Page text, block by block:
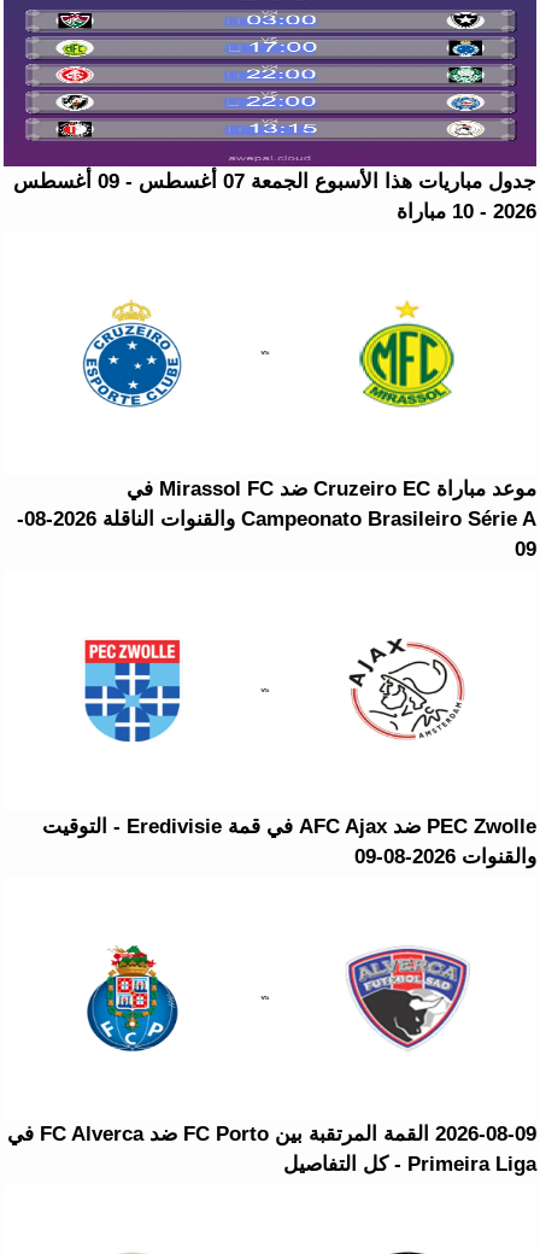
جدول مباريات هذا الأسبوع الجمعة 07 أغسطس - 09 أغسطس
2026 - 10 مباراة
موعد مباراة Cruzeiro EC ضد Mirassol FC في
Campeonato Brasileiro Série A والقنوات الناقلة 2026-08-
09
PEC Zwolle ضد AFC Ajax في قمة Eredivisie - التوقيت
والقنوات 2026-08-09
2026-08-09 القمة المرتقبة بين FC Porto ضد FC Alverca في
Primeira Liga - كل التفاصيل